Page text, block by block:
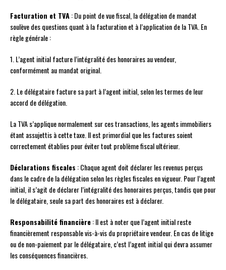
Facturation et TVA: Du point de vue fiscal, la délégation de mandat
soulève des questions quant à la facturation et à l’application de la TVA. En
règle générale :
1. L’agent initial facture l’intégralité des honoraires au vendeur,
conformément au mandat original.
2. Le délégataire facture sa part à l’agent initial, selon les termes de leur
accord de délégation.
La TVA s’applique normalement sur ces transactions, les agents immobiliers
étant assujettis à cette taxe. Il est primordial que les factures soient
correctement établies pour éviter tout problème fiscal ultérieur.
Déclarations fiscales : Chaque agent doit déclarer les revenus perçus
dans le cadre de la délégation selon les règles fiscales en vigueur. Pour l’agent
initial, il s’agit de déclarer l’intégralité des honoraires perçus, tandis que pour
le délégataire, seule sa part des honoraires est à déclarer.
Responsabilité financière: Il est à noter que l’agent initial reste
financièrement responsable vis-à-vis du propriétaire vendeur. En cas de litige
ou de non-paiement par le délégataire, c’est l’agent initial qui devra assumer
les conséquences financières.